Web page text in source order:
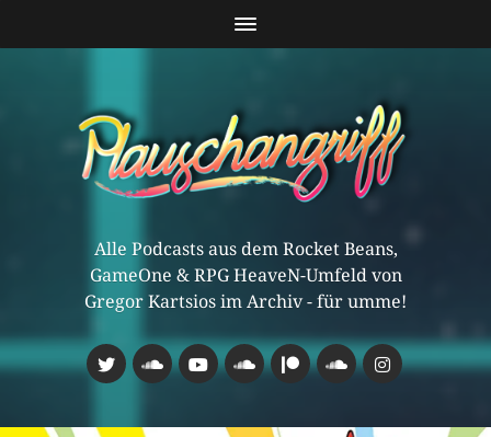
Alle Podcasts aus dem Rocket Beans,
GameOne & RPG HeaveN-Umfeld von
Gregor Kartsios im Archiv - für umme!